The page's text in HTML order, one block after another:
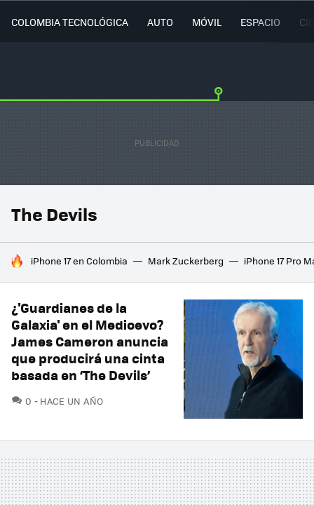
COLOMBIA TECNOLÓGICA AUTO MÓVIL ESPACIO
The Devils
HOY SE HABLA DE
iPhone 17 en Colombia Mark Zuckerberg iPhone 17 Pro
¿'Guardianes de la
Galaxia' en el Medioevo?
James Cameron anuncia
que producirá una cinta
basada en ‘The Devils’
0 COMENTARIOS
HACE UN AÑO